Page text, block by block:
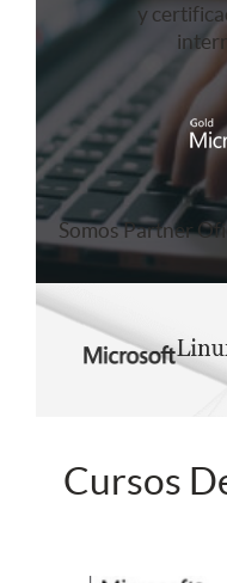
y
Somos Partner
Cursos